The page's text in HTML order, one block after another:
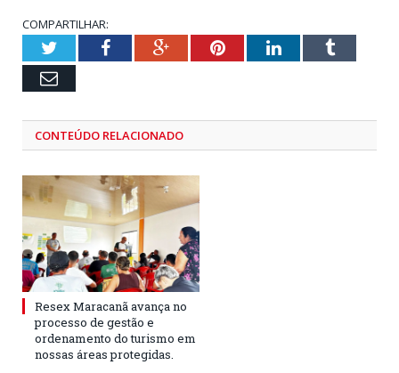
COMPARTILHAR:
TwitterFacebookGoogle+PinterestLinkedInTumblr
Email
CONTEÚDO RELACIONADO
Resex Maracanã avança no
processo de gestão e
ordenamento do turismo em
nossas áreas protegidas.